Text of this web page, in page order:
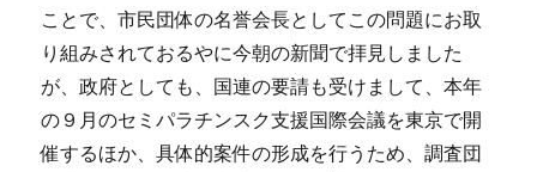
ことで、市民団体の名誉会長としてこの問題にお取
り組みされておるやに今朝の新聞で拝見しました
が、政府としても、国連の要請も受けまして、本年
の９月のセミパラチンスク支援国際会議を東京で開
催するほか、具体的案件の形成を行うため、調査団